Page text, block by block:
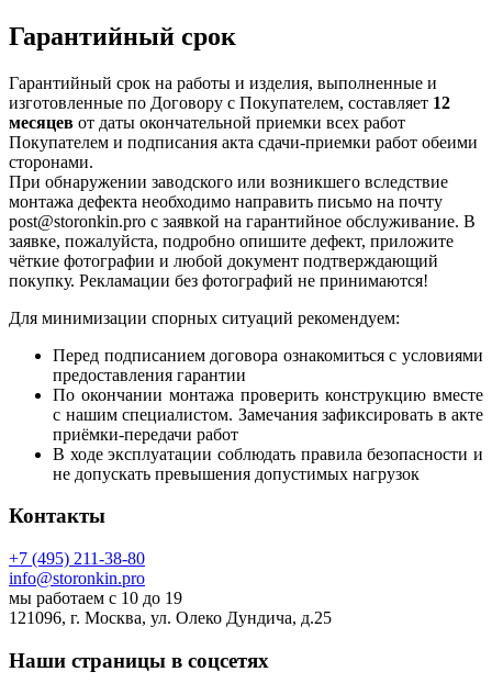
Гарантийный срок
Гарантийный срок на работы и изделия, выполненные и
изготовленные по Договору с Покупателем, составляет 12
месяцев от даты окончательной приемки всех работ
Покупателем и подписания акта сдачи-приемки работ обеими
сторонами.
При обнаружении заводского или возникшего вследствие
монтажа дефекта необходимо направить письмо на почту
post@storonkin.pro с заявкой на гарантийное обслуживание. В
заявке, пожалуйста, подробно опишите дефект, приложите
чёткие фотографии и любой документ подтверждающий
покупку. Рекламации без фотографий не принимаются!
Для минимизации спорных ситуаций рекомендуем:
Перед подписанием договора ознакомиться с условиями
предоставления гарантии
По окончании монтажа проверить конструкцию вместе
с нашим специалистом. Замечания зафиксировать в акте
приёмки-передачи работ
В ходе эксплуатации соблюдать правила безопасности и
не допускать превышения допустимых нагрузок
Контакты
+7 (495) 211-38-80
info@storonkin.pro
мы работаем с 10 до 19
121096, г. Москва, ул. Олеко Дундича, д.25
Наши страницы в соцсетях